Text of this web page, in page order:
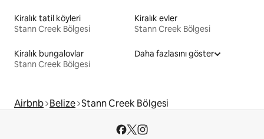
Kiralık tatil köyleri
Stann Creek Bölgesi
Kiralık evler
Stann Creek Bölgesi
Kiralık bungalovlar
Stann Creek Bölgesi
Daha fazlasını göster
Airbnb Belize Stann Creek Bölgesi